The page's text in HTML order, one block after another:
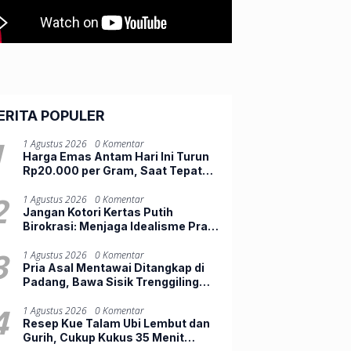
POPULER
1 Agustus 2026
0 Komentar
Harga Emas Antam Hari Ini Turun
Rp20.000 per Gram, Saat Tepat
1 Agustus 2026
0 Komentar
Jangan Kotori Kertas Putih
Birokrasi: Menjaga Idealisme Praja
1 Agustus 2026
0 Komentar
Pria Asal Mentawai Ditangkap di
Padang, Bawa Sisik Trenggiling
1 Agustus 2026
0 Komentar
Resep Kue Talam Ubi Lembut dan
Gurih, Cukup Kukus 35 Menit